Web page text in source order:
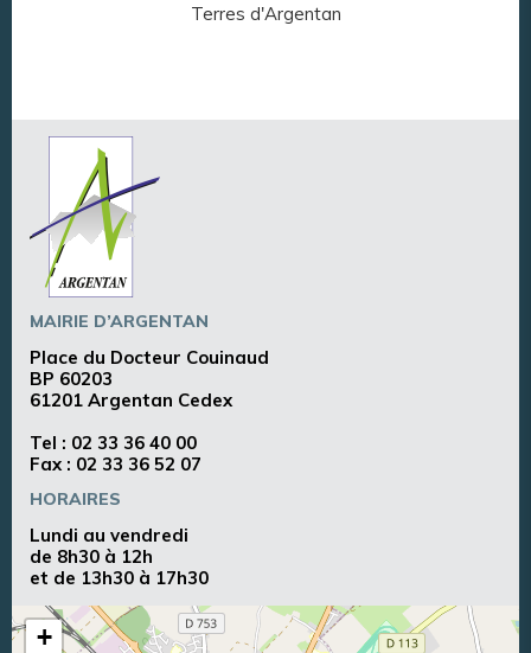
Terres d'Argentan
MAIRIE D’ARGENTAN
Place du Docteur Couinaud
BP 60203
61201 Argentan Cedex
Tel : 02 33 36 40 00
Fax : 02 33 36 52 07
HORAIRES
Lundi au vendredi
de 8h30 à 12h
et de 13h30 à 17h30
+